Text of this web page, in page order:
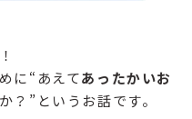
に“あえてあったかいお
？”というお話です。